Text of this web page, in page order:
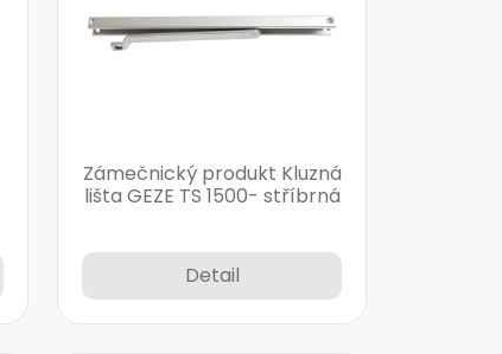
Zámečnický produkt Kluzná
lišta GEZE TS 1500- stříbrná
Detail